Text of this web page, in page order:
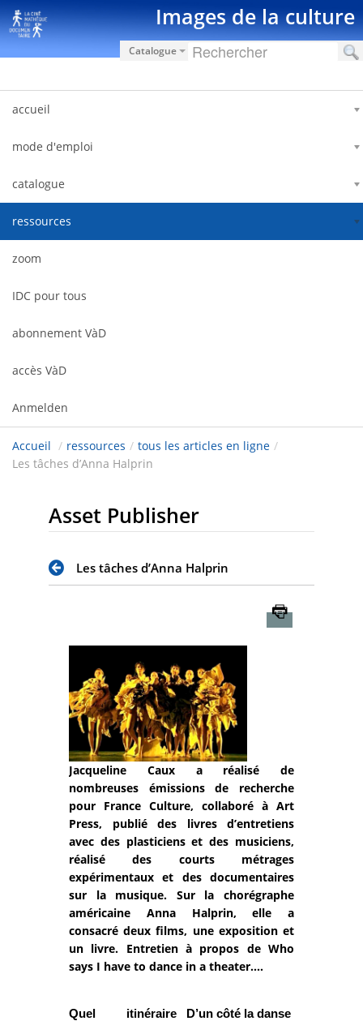
Zum Inhalt wechseln Images de la culture
Catalogue
accueil
mode d'emploi
catalogue
ressources
zoom
IDC pour tous
abonnement VàD
accès VàD
Anmelden
Accueil / ressources / tous les articles en ligne /
Les tâches d’Anna Halprin
Asset Publisher
Les tâches d’Anna Halprin
Jacqueline Caux a réalisé de
nombreuses émissions de recherche
pour France Culture, collaboré à Art
Press, publié des livres d’entretiens
avec des plasticiens et des musiciens,
réalisé des courts métrages
expérimentaux et des documentaires
sur la musique. Sur la chorégraphe
américaine Anna Halprin, elle a
consacré deux films, une exposition et
un livre. Entretien à propos de Who
says I have to dance in a theater....
Quel itinéraire
D’un côté la danse